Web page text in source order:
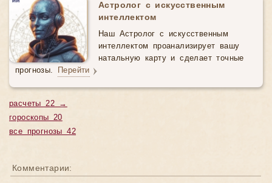
Астролог с искусственным
интеллектом
Наш Астролог с искусственным
интеллектом проанализирует вашу
натальную карту и сделает точные
прогнозы. Перейти
расчеты 22 →
гороскопы 20
все прогнозы 42
Комментарии: